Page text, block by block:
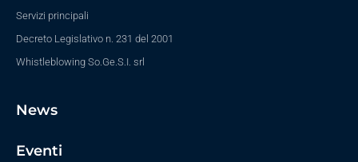
Servizi principali
Decreto Legislativo n. 231 del 2001
Whistleblowing So.Ge.S.I. srl
News
Eventi